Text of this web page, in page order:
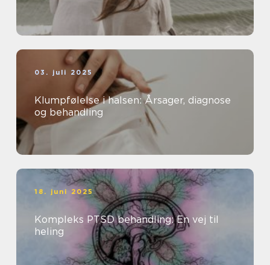
03. juli 2025
Klumpfølelse i halsen: Årsager, diagnose
og behandling
18. juni 2025
Kompleks PTSD behandling: En vej til
heling